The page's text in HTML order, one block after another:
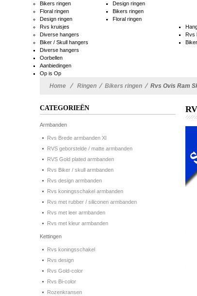
Bikers ringen
Floral ringen
Design ringen
Rvs kruisjes
Diverse hangers
Biker / Skull hangers
Design ringen
Bikers ringen
Floral ringen
Rvs
Diverse hangers
Oorbellen
Aanbiedingen
Op is Op
Home > Ringen > Bikers ringen > Rvs Ovis Ram
CATEGORIEËN
Armbanden
Rvs Brede armbanden Xl
RVS geborstelde / matte armbanden
RVS Gold plated armbanden
Rvs Biker / skull armbanden
Rvs design armbanden
Rvs koningsschakel armbanden
Rvs met rubber / siliconen armbanden
Rvs met leer armbanden
Rvs met kleur armbanden
Kettingen
Rvs koningsschakel
Rvs design
Rvs Gold-color
Rvs Bi-color
Rozenkransen